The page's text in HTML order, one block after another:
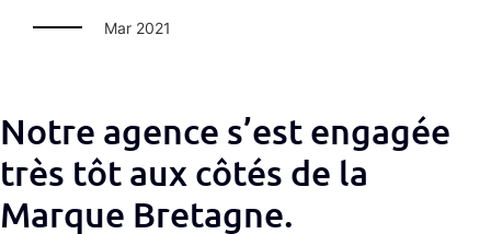
Mar 2021
Notre agence s’est engagée
très tôt aux côtés de la
Marque Bretagne.